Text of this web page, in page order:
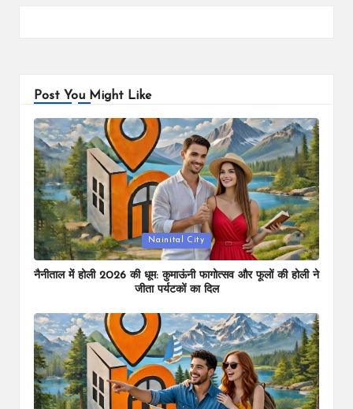
Post You Might Like
Posted
in
Nainital City
नैनीताल में होली 2026 की धूम: कुमाऊंनी फागोत्सव और फूलों की होली ने
जीता पर्यटकों का दिल